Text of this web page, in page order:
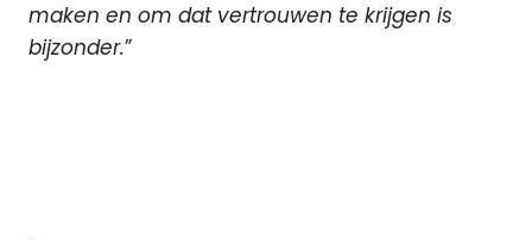
maken en om dat vertrouwen te krijgen is
bijzonder.”